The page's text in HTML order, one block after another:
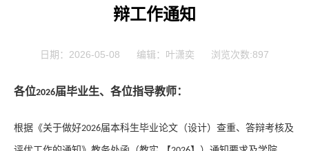
辩工作通知
日期：2026-05-08 编辑：叶潇奕 浏览次数:897
各位2026届毕业生、各位指导教师：
根据《关于做好2026届本科生毕业论文（设计）查重、答辩考核及